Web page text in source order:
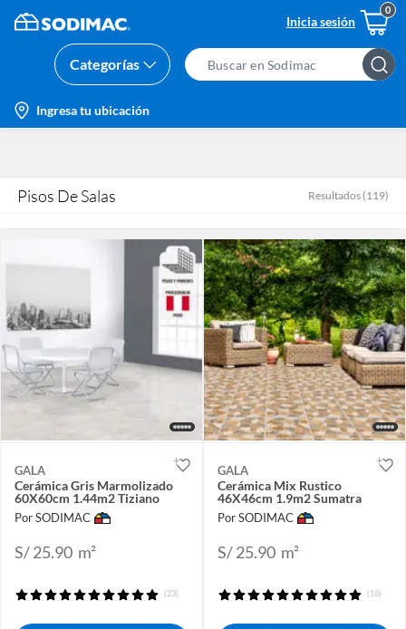
Inicia sesión
Categorías
Search
Bar
location-
icon
Ingresa tu ubicación
Pisos De Salas Resultados (119)
GALA
Cerámica Gris Marmolizado
60X60cm 1.44m2 Tiziano
Por SODIMAC
S/ 25.90 m²
(23)
GALA
Cerámica Mix Rustico
46X46cm 1.9m2 Sumatra
Por SODIMAC
S/ 25.90 m²
(16)